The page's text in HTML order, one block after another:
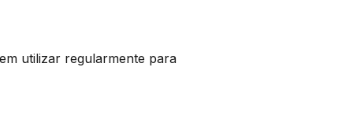
utilizar regularmente para